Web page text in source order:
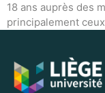
18 ans auprès des
principalement